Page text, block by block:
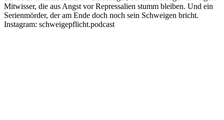
Mitwisser, die aus Angst vor Repressalien stumm bleiben. Und ein
Serienmörder, der am Ende doch noch sein Schweigen bricht.
Instagram: schweigepflicht.podcast